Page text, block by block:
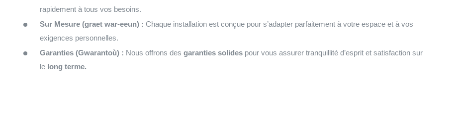
rapidement à tous vos besoins.
Sur Mesure (graet war-eeun) : Chaque installation est conçue pour s’adapter parfaitement à votre espace et à vos
exigences personnelles.
Garanties (Gwarantoù) : Nous offrons des garanties solidespour vous assurer tranquillité d’esprit et satisfaction sur
le long terme.